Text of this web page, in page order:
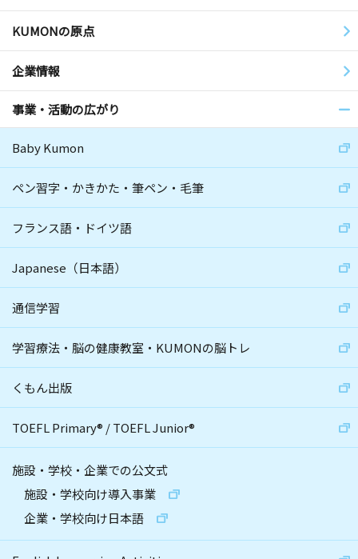
KUMONの原点
企業情報
事業・活動の広がり
Baby Kumon
ペン習字・かきかた・筆ペン・毛筆
フランス語・ドイツ語
Japanese（日本語）
通信学習
学習療法・脳の健康教室・KUMONの脳トレ
くもん出版
TOEFL Primary® /TOEFL Junior®
施設・学校・企業での公文式
施設・学校向け導入事業
企業・学校向け日本語